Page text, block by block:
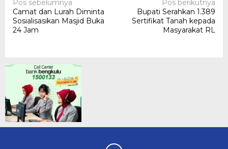
Navigasi
pos
Pos sebelumnya
Camat dan Lurah Diminta
Sosialisasikan Masjid Buka
24 Jam
Pos berikutnya
Bupati Serahkan 1.389
Sertifikat Tanah kepada
Masyarakat RL